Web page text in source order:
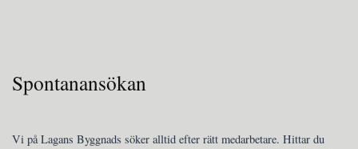
Spontanansökan
Vi på Lagans Byggnads söker alltid efter rätt medarbetare. Hittar du